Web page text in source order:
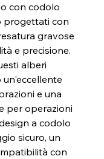
con codolo
progettati con
gravose
e precisione.
alberi
e una
per operazioni
a codolo
sicuro, un
con